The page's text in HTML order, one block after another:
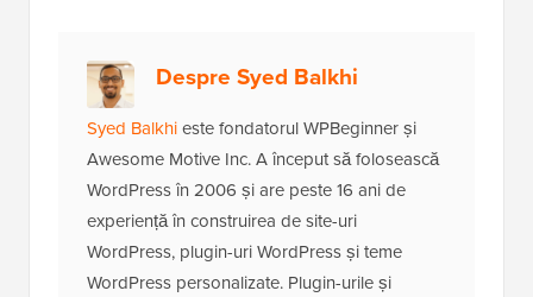
Despre Syed Balkhi
Syed Balkhieste fondatorul WPBeginner și
Awesome Motive Inc. A început să folosească
WordPress în 2006 și are peste 16 ani de
experiență în construirea de site-uri
WordPress, plugin-uri WordPress și teme
WordPress personalizate. Plugin-urile și